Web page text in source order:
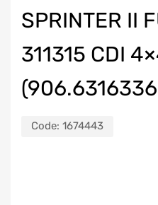
SPRINTER II
311315 CDI
Code: 1674443